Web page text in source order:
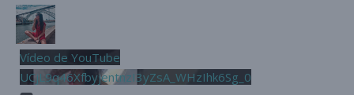
Vídeo de YouTube
UCjL9q46XfbyjentnzI3yZsA_WHzIhk6Sg_0